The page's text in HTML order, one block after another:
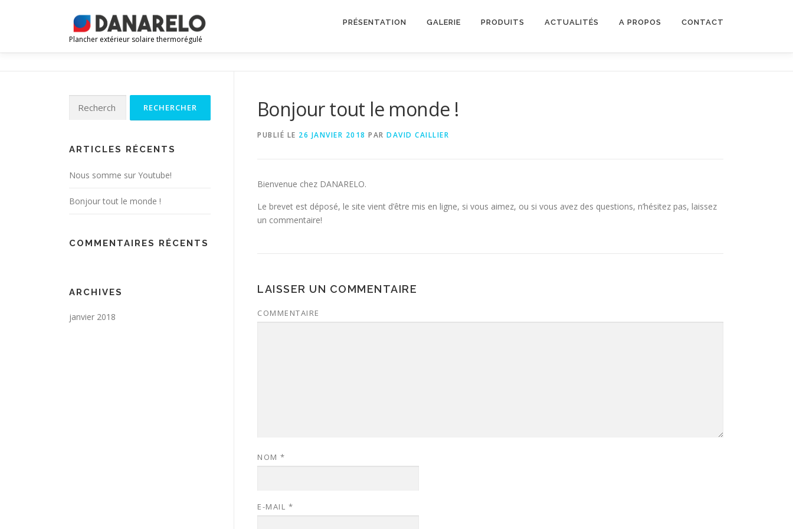
Plancher extérieur solaire thermorégulé
PRÉSENTATION GALERIE PRODUITS ACTUALITÉS A PROPOS CONTACT
Bonjour tout le monde !
PUBLIÉ LE 26 JANVIER 2018 PAR DAVID CAILLIER
Bienvenue chez DANARELO.
Le brevet est déposé, le site vient d’être mis en ligne, si vous aimez, ou si vous avez des questions, n’hésitez pas, laissez
un commentaire!
LAISSER UN COMMENTAIRE
COMMENTAIRE
NOM *
E-MAIL *
ARTICLES RÉCENTS
Nous somme sur Youtube!
Bonjour tout le monde !
COMMENTAIRES RÉCENTS
ARCHIVES
janvier 2018